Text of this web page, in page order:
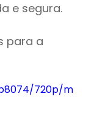
e segura.
para a
720p/m